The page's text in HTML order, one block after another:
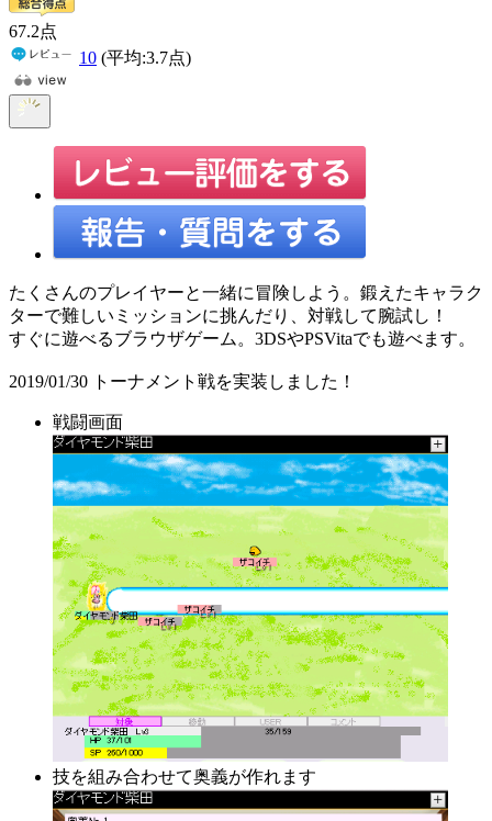
67.2点
10 (平均:3.7点)
たくさんのプレイヤーと一緒に冒険しよう。鍛えたキャラク
ターで難しいミッションに挑んだり、対戦して腕試し！
すぐに遊べるブラウザゲーム。3DSやPSVitaでも遊べます。
2019/01/30 トーナメント戦を実装しました！
戦闘画面
技を組み合わせて奥義が作れます